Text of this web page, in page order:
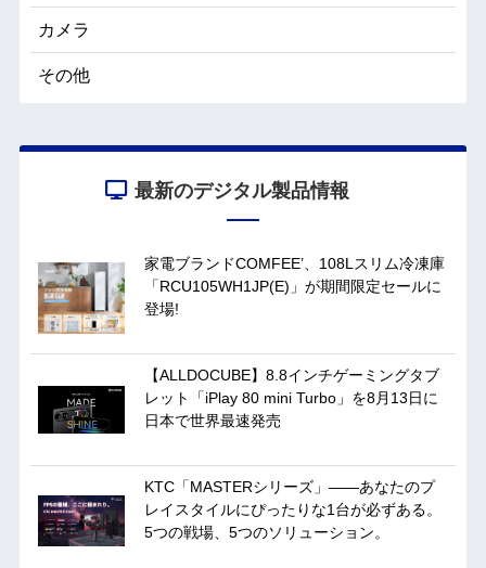
カメラ
その他
最新のデジタル製品情報
家電ブランドCOMFEE’、108Lスリム冷凍庫
「RCU105WH1JP(E)」が期間限定セールに
登場!
【ALLDOCUBE】8.8インチゲーミングタブ
レット「iPlay 80 mini Turbo」を8月13日に
日本で世界最速発売
KTC「MASTERシリーズ」――あなたのプ
レイスタイルにぴったりな1台が必ずある。
5つの戦場、5つのソリューション。